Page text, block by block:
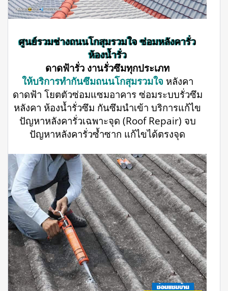
ศูนย์รวมช่างถนนโกสุมรวมใจ ซ่อมหลังคารั่ว
ห้องน้ำรั่ว
ดาดฟ้ารั่ว งานรั่วซึมทุกประเภท
ให้บริการทำกันซึมถนนโกสุมรวมใจ หลังคา
ดาดฟ้า โยตตัวซ่อมแซมอาคาร ซ่อมระบบรั่วซึม
หลังคา ห้องน้ำรั่วซึม กันซึมนำเข้า บริการแก้ไข
ปัญหาหลังคารั่วเฉพาะจุด (Roof Repair) จบ
ปัญหาหลังคารั่วซ้ำซาก แก้ไขได้ตรงจุด